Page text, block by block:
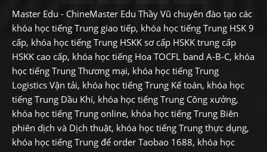
Master Edu - ChineMaster Edu Thầy Vũ chuyên đào tạo các
khóa học tiếng Trung giao tiếp, khóa học tiếng Trung HSK 9
cấp, khóa học tiếng Trung HSKK sơ cấp HSKK trung cấp
HSKK cao cấp, khóa học tiếng Hoa TOCFL band A-B-C, khóa
học tiếng Trung Thương mại, khóa học tiếng Trung
Logistics Vận tải, khóa học tiếng Trung Kế toán, khóa học
tiếng Trung Dầu Khí, khóa học tiếng Trung Công xưởng,
khóa học tiếng Trung online, khóa học tiếng Trung Biên
phiên dịch và Dịch thuật, khóa học tiếng Trung thực dụng,
khóa học tiếng Trung để order Taobao 1688, khóa học